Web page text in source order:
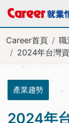
Career首頁 職
2024年台灣
產業趨勢
2024年